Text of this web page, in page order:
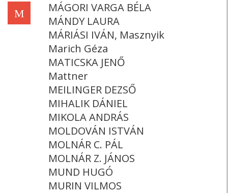
M
MÁGORI VARGA BÉLA
MÁNDY LAURA
MÁRIÁSI IVÁN, Masznyik
Marich Géza
MATICSKA JENŐ
Mattner
MEILINGER DEZSŐ
MIHALIK DÁNIEL
MIKOLA ANDRÁS
MOLDOVÁN ISTVÁN
MOLNÁR C. PÁL
MOLNÁR Z. JÁNOS
MUND HUGÓ
MURIN VILMOS